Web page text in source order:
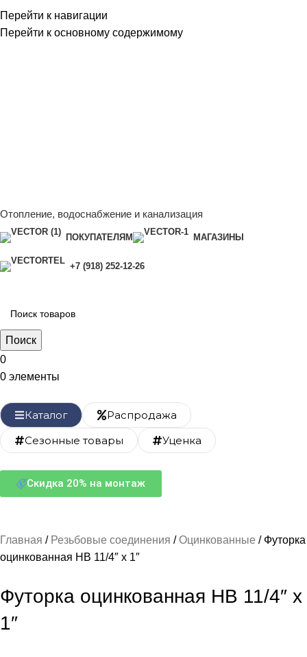
Перейти к навигации
Перейти к основному содержимому
Отопление, водоснабжение и канализация
ПОКУПАТЕЛЯМ МАГАЗИНЫ
+7 (918) 252-12-26
Поиск
0
0 элементы
Каталог
Распродажа
Сезонные товары
Уценка
Скидка 20% на монтаж
Главная Резьбовые соединения Оцинкованные
Футорка
оцинкованная НВ 11/4″ х 1″
Футорка оцинкованная НВ 11/4″ х
1″